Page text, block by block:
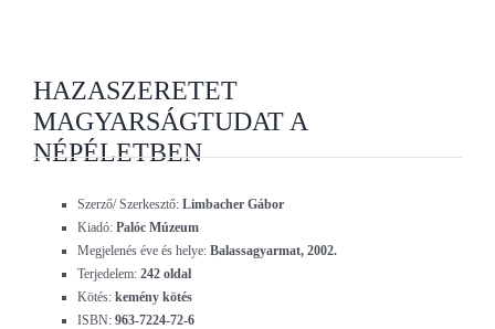
HAZASZERETET
MAGYARSÁGTUDAT A
NÉPÉLETBEN
Szerző/ Szerkesztő: Limbacher Gábor
Kiadó: Palóc Múzeum
Megjelenés éve és helye: Balassagyarmat, 2002.
Terjedelem: 242 oldal
Kötés: kemény kötés
ISBN: 963-7224-72-6